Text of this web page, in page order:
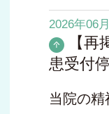
2026年06
【
患受付
当院の精